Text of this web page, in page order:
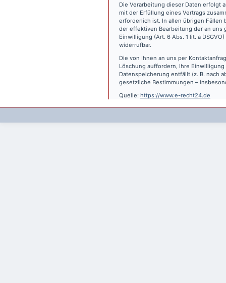
Die Verarbeitung dieser Daten erfolgt
mit der Erfüllung eines Vertrags
erforderlich ist. In allen übrigen Fällen
der effektiven Bearbeitung der an uns
Einwilligung (Art. 6 Abs. 1 lit. a
widerrufbar.
Die von Ihnen an uns per
Löschung auffordern, Ihre
Datenspeicherung entfällt (z. B. nach
gesetzliche Bestimmungen –
Quelle: https://www.e-recht24.de